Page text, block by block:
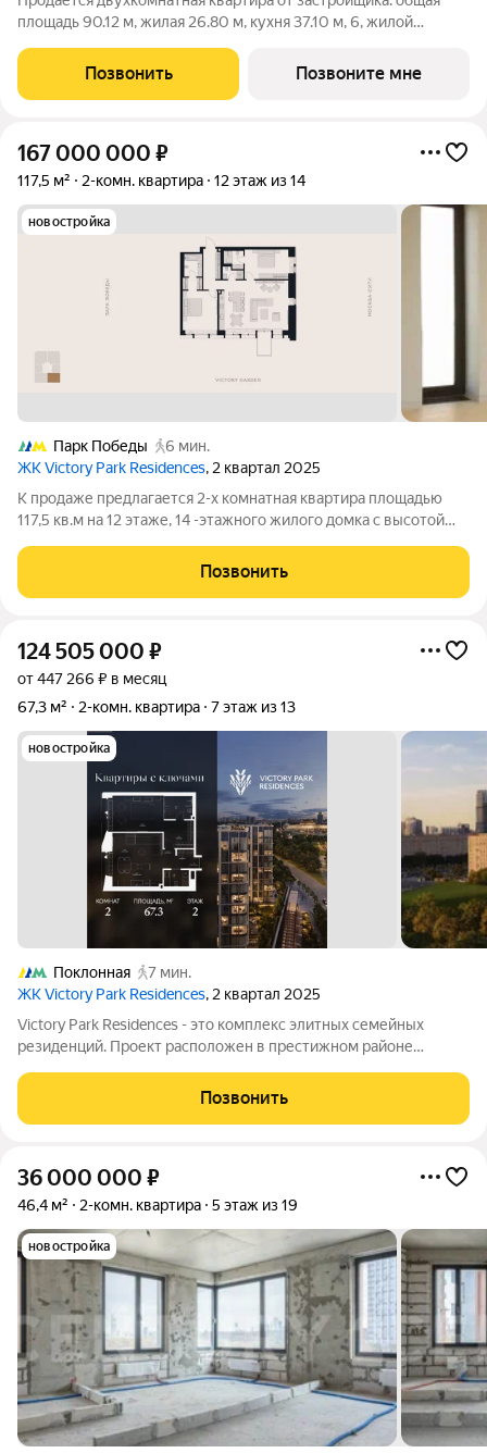
площадь 90.12 м, жилая 26.80 м, кухня 37.10 м, 6, жилой
сдачи: 2-кв. 2027. , 2 санузла: 2 совмещенных. В жилой зоне 2
больших окна на
Позвонить Позвоните мне
167 000 000 ₽
117,5 м² 2-комн. квартира 12 этаж из 14
новостройка
Парк Победы
6 мин.
ЖК Victory Park Residences, 2 квартал 2025
К продаже предлагается 2-х комнатная квартира площадью
117,5 кв.м на 12 этаже, 14 -этажного жилого домка с высотой
(ЗАО, район Дорогомилово). Собственник: юр. лицо. ЖК Victory
Park
Позвонить
124 505 000 ₽
от 447 266 ₽ в месяц
67,3 м²
2-комн. квартира 7 этаж из 13
новостройка
Поклонная
7 мин.
ЖК Victory Park Residences, 2 квартал 2025
Victory Park Residences - это комплекс элитных семейных
резиденций. Проект расположен в престижном районе
горы и Кутузовского проспекта. Комплекс состоит из восьми
элегантных корпусов, их облик
Позвонить
36 000 000 ₽
46,4 м² 2-комн. квартира 5 этаж из 19
новостройка